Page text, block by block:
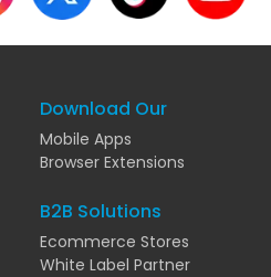
Download Our
Mobile Apps
Browser Extensions
B2B Solutions
Ecommerce Stores
White Label Partner